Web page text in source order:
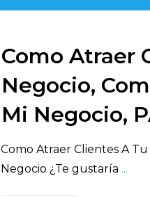
Como Atraer
Negocio,
Mi Negocio,
Como Atraer Clientes A
Negocio ¿Te gustaría ...